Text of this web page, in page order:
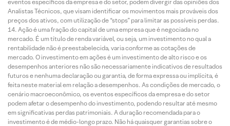
eventos específicos da empresa e do setor, podem divergir das opiniões dos
Analistas Técnicos, que visam identificar os movimentos mais prováveis dos
preços dos ativos, com utilização de “stops” para limitar as possíveis perdas.
Ação é uma fração do capital de uma empresa que é negociada no
mercado. É um título de renda variável, ou seja, um investimento no qual a
rentabilidade não é preestabelecida, varia conforme as cotações de
mercado. O investimento em ações é um investimento de alto risco e os
desempenhos anteriores não são necessariamente indicativos de resultados
futuros e nenhuma declaração ou garantia, de forma expressa ou implícita, é
feita neste material em relação a desempenhos. As condições de mercado, o
cenário macroeconômico, os eventos específicos da empresa e do setor
podem afetar o desempenho do investimento, podendo resultar até mesmo
em significativas perdas patrimoniais. A duração recomendada para o
investimento é de médio-longo prazo. Não há quaisquer garantias sobre o